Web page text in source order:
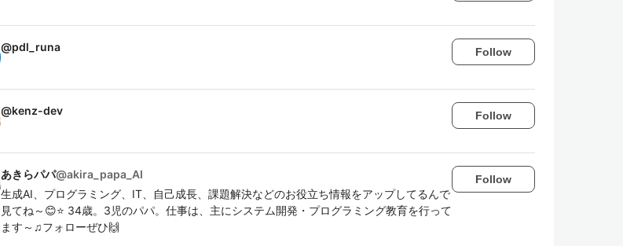
@pdl_runa Follow
@kenz-dev Follow
あきらパパ@akira_papa_AI
生成AI、プログラミング、IT、自己成長、課題解決などのお役立ち情報をアップしてるんで
見てね～😊⭐ 34歳。3児のパパ。仕事は、主にシステム開発・プログラミング教育を行って
ます～♫フォローぜひ🙌
Follow